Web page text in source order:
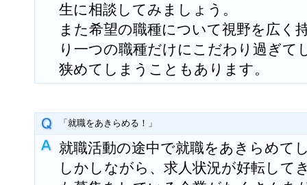
生に相談してみましょう。
また希望の職種について視野を広く
り一つの職種だけにこだわり過ぎて
狭めてしまうこともあります。
「就職をあきらめる！」
就職活動の途中で就職をあきらめて
しかしながら、求人状況が好転して